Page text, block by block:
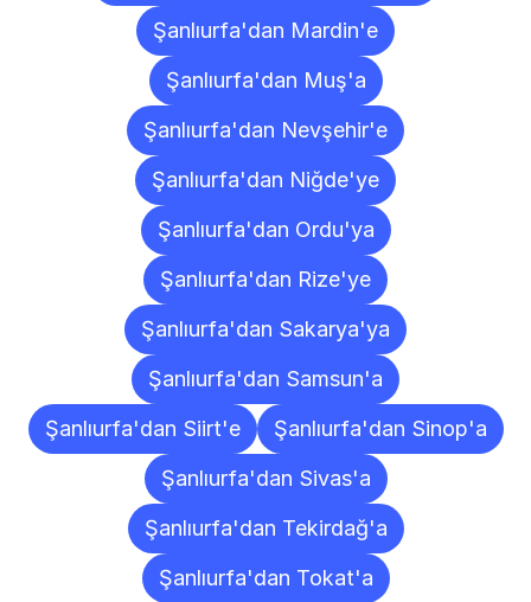
Şanlıurfa'dan Mardin'e
Şanlıurfa'dan Muş'a
Şanlıurfa'dan Nevşehir'e
Şanlıurfa'dan Niğde'ye
Şanlıurfa'dan Ordu'ya
Şanlıurfa'dan Rize'ye
Şanlıurfa'dan Sakarya'ya
Şanlıurfa'dan Samsun'a
Şanlıurfa'dan Siirt'e
Şanlıurfa'dan Sinop'a
Şanlıurfa'dan Sivas'a
Şanlıurfa'dan Tekirdağ'a
Şanlıurfa'dan Tokat'a